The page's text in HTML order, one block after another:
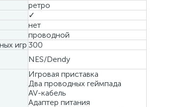
ретро
✓
нет
проводной
игр 300
NES/Dendy
Игровая приставка
Два проводных геймпада
AV-кабель
Адаптер питания